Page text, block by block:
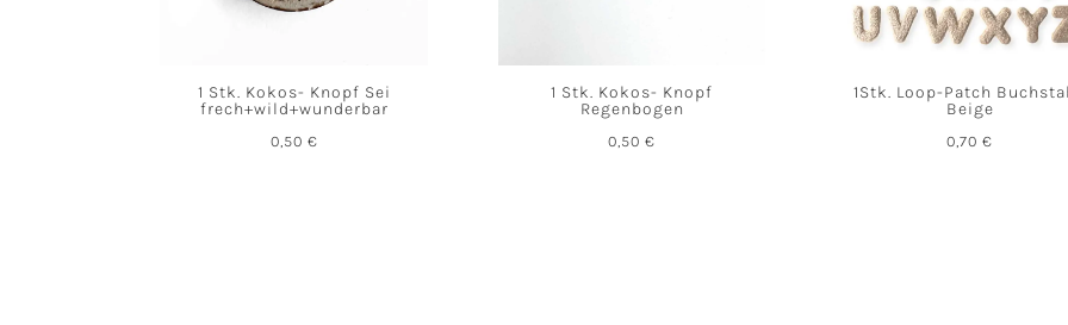
1 Stk. Kokos- Knopf Sei
frech+wild+wunderbar
0,50 €
1 Stk. Kokos- Knopf
Regenbogen
0,50€
1Stk. Loop-Patch
Beige
0,70€